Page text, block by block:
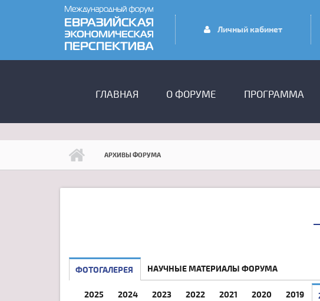
Перейти к основному содержанию
Личный кабинет
ГЛАВНОЕ МЕНЮ
ГЛАВНАЯ О ФОРУМЕ ПРОГРАММА
АРХИВЫ ФОРУМА
ФОТОГАЛЕРЕЯ НАУЧНЫЕ МАТЕРИАЛЫ ФОРУМА
2025 2024 2023 2022 2021 2020 2019